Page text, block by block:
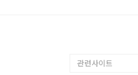
관련사이트